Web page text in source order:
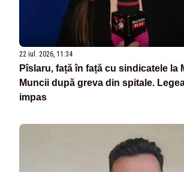
22 iul. 2026, 11:34
Pîslaru, față în față cu sindicatele la
Muncii după greva din spitale.
impas